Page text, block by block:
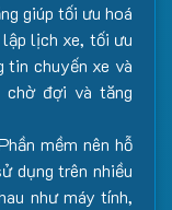
giúp tối ưu hoá
lịch xe, tối ưu
tin chuyến xe và
chờ đợi và tăng
mềm nên hỗ
dụng trên nhiều
như máy tính,